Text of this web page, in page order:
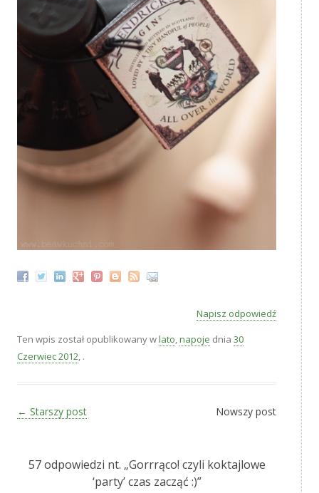
Napisz odpowiedź
Ten wpis został opublikowany wlato,napoje dnia 30
Czerwiec 2012, .
Zobacz wpisy
← Starszy post Nowszy post
57 odpowiedzi nt. „Gorrrąco! czyli koktajlowe
‘party’ czas zacząć :)”